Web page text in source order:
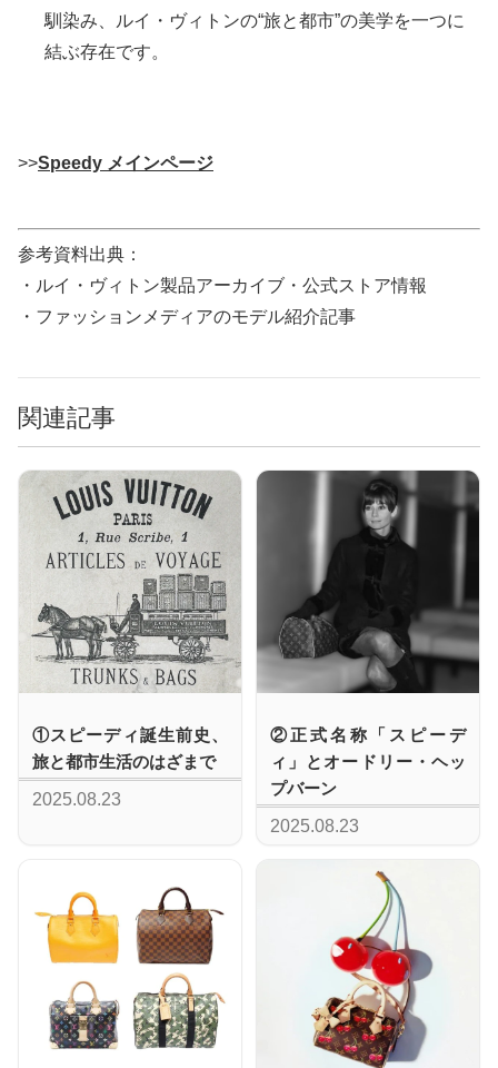
馴染み、ルイ・ヴィトンの“旅と都市”の美学を一つに
結ぶ存在です。
>>Speedy メインページ
参考資料出典：
・ルイ・ヴィトン製品アーカイブ・公式ストア情報
・ファッションメディアのモデル紹介記事
関連記事
①スピーディ誕生前史、
旅と都市生活のはざまで
2025.08.23
②正式名称「スピーデ
ィ」とオードリー・ヘッ
プバーン
2025.08.23